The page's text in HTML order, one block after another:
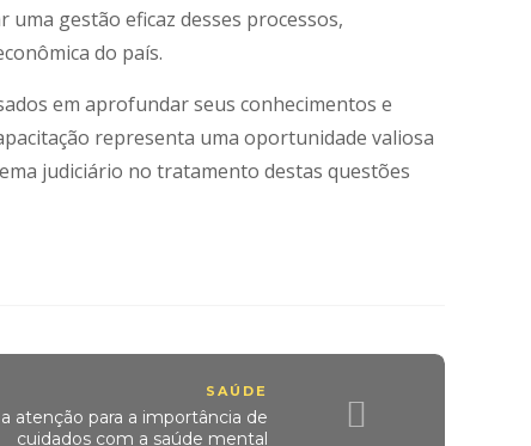
gestão eficaz desses processos,
do país.
em aprofundar seus conhecimentos e
representa uma oportunidade valiosa
judiciário no tratamento destas questões
SAÚDE
atenção para a importância de
cuidados com a saúde mental